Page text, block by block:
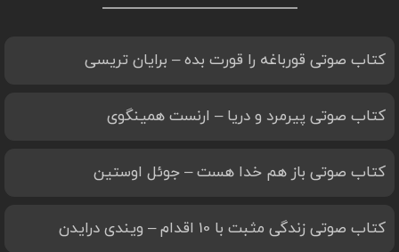
کتاب صوتی قورباغه را قورت بده – برایان تریسی
کتاب صوتی پیرمرد و دریا – ارنست همینگوی
کتاب صوتی باز هم خدا هست – جوئل اوستین
کتاب صوتی زندگی مثبت با 10 اقدام – ویندی درایدن